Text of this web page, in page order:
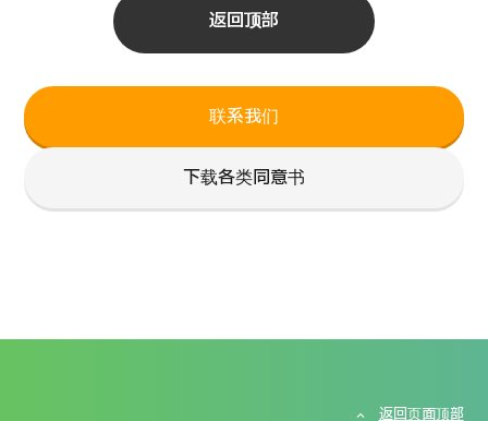
联系我们
下载各类同意书
返回顶部
返回页面顶部